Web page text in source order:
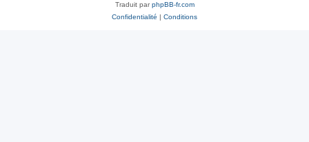
Traduit parphpBB-fr.com
Confidentialité | Conditions